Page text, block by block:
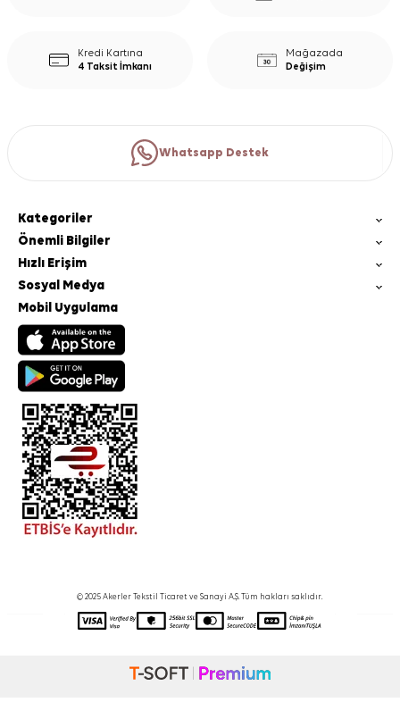
Kredi Kartına
4 Taksit İmkanı
Mağazada
Değişim
Whatsapp Destek
Kategoriler
Önemli Bilgiler
Hızlı Erişim
Sosyal Medya
Mobil Uygulama
© 2025 Akerler Tekstil Ticaret ve Sanayi A.Ş. Tüm hakları saklıdır.